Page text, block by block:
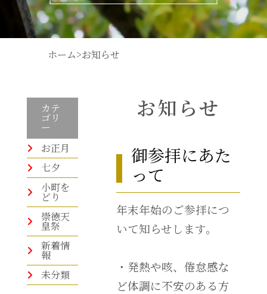
ホーム>お知らせ
カテ
ゴリ
ー
お正月
七夕
小町を
どり
崇徳天
皇祭
新着情
報
未分類
お知らせ
御参拝にあた
って
年末年始のご参拝につ
いて知らせします。
・発熱や咳、倦怠感な
ど体調に不安のある方